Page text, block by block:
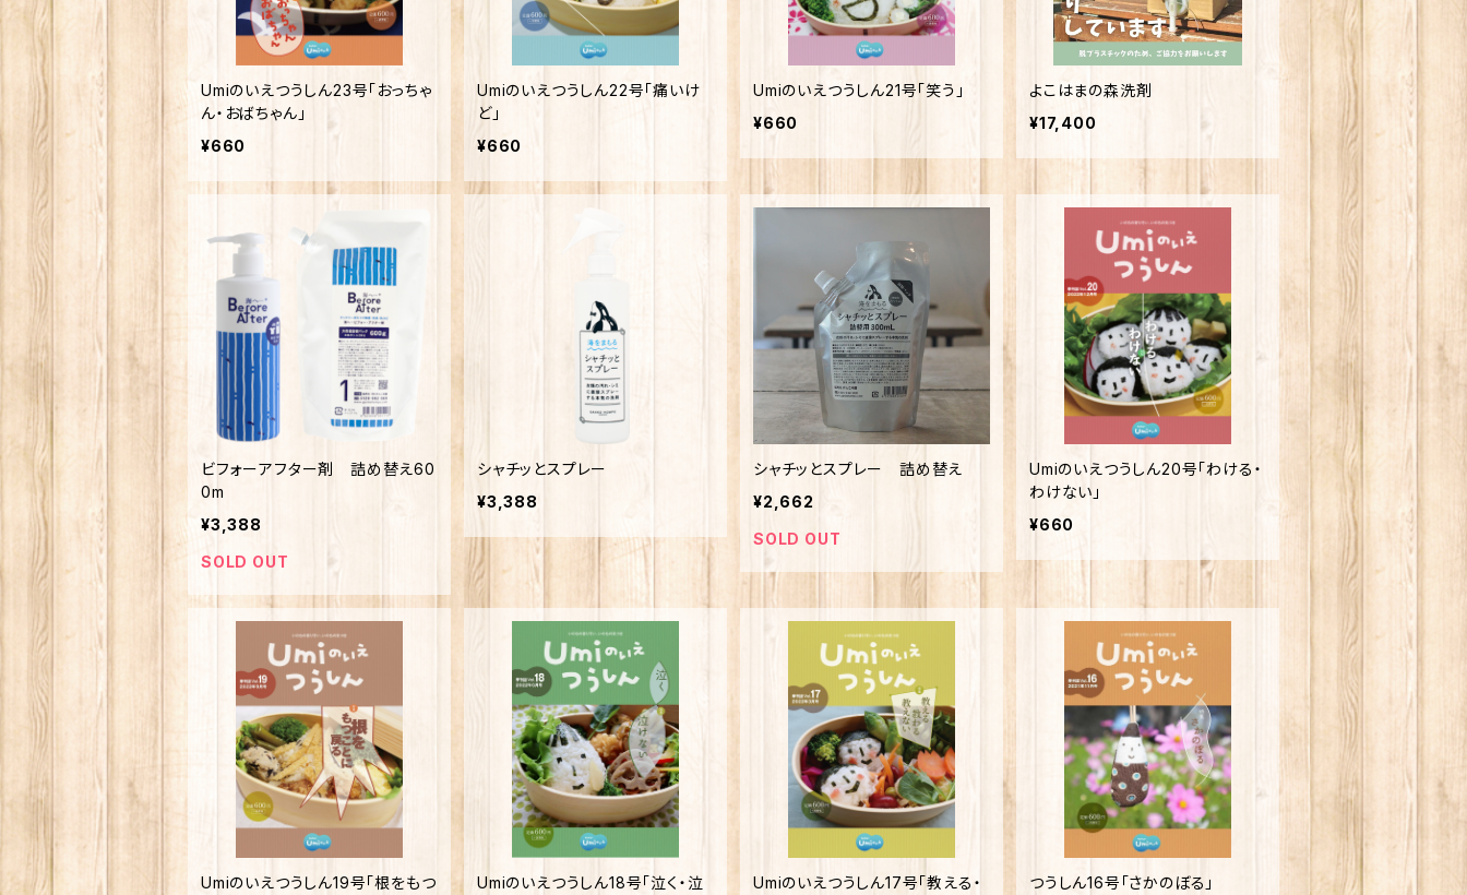
Umiのいえつうしん23号「おっちゃ
ん・おばちゃん」
¥660
Umiのいえつうしん22号「痛いけ
ど」
¥660
Umiのいえつうしん21号「笑う」
¥660
よこはまの森洗剤
¥17,400
ビフォーアフター剤 詰め替え60
0m
¥3,388
SOLD OUT
シャチッとスプレー
¥3,388
シャチッとスプレー 詰め替え
¥2,662
SOLD OUT
Umiのいえつうしん20号「わける・
わけない」
¥660
Umiのいえつうしん19号「根をもつ
Umiのいえつうしん18号「泣く・泣
Umiのいえつうしん17号「教える・
つうしん16号「さかのぼる」